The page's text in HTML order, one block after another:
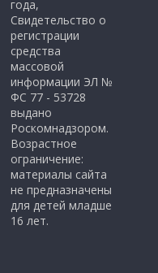
года,
Свидетельство о
регистрации
средства
массовой
информации ЭЛ №
ФС 77 - 53728
выдано
Роскомнадзором.
Возрастное
ограничение:
материалы сайта
не предназначены
для детей младше
16 лет.